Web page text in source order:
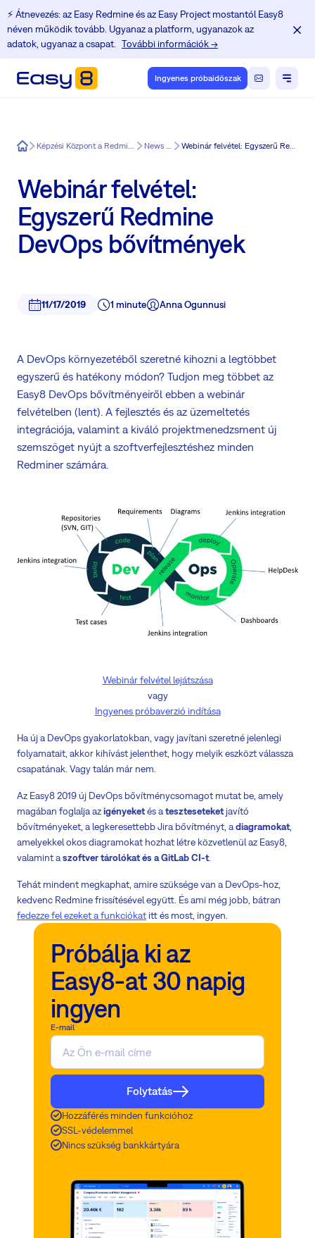
⚡️ Átnevezés: az Easy Redmine és az Easy Project mostantól Easy8
néven működik tovább. Ugyanaz a platform, ugyanazok az
adatok, ugyanaz a csapat.
További információk →
Ingyenes próbaidőszak
Easy8 Képzési Központ a Redmine felhasználók számára News in Easy8 Webinár felvétel: Egyszerű Redmine DevOps bővítmények
Webinár felvétel:
Egyszerű Redmine
DevOps bővítmények
11/17/2019 1 minute Anna Ogunnusi
A DevOps környezetéből szeretné kihozni a legtöbbet
egyszerű és hatékony módon? Tudjon meg többet az
Easy8 DevOps bővítményeiről ebben a webinár
felvételben (lent). A fejlesztés és az üzemeltetés
integrációja, valamint a kiváló projektmenedzsment új
szemszöget nyújt a szoftverfejlesztéshez minden
Redminer számára.
Webinár felvétel lejátszása
vagy
Ingyenes próbaverzió indítása
Ha új a DevOps gyakorlatokban, vagy javítani szeretné jelenlegi
folyamatait, akkor kihívást jelenthet, hogy melyik eszközt válassza
csapatának. Vagy talán már nem.
Az Easy8 2019 új DevOps bővítménycsomagot mutat be, amely
magában foglalja azigényeketés ateszteseteketjavító
bővítményeket, a legkeresettebb Jira bővítményt, adiagramokat,
amelyekkel okos diagramokat hozhat létre közvetlenül az Easy8,
valamint aszoftver tárolókat és a GitLab CI-t.
Tehát mindent megkaphat, amire szüksége van a DevOps-hoz,
kedvenc Redmine frissítésével együtt. És ami még jobb, bátran
fedezze fel ezeket a funkciókat itt és most, ingyen.
Próbálja ki az
Easy8-at 30 napig
ingyen
E-mail
Folytatás
Hozzáférés minden funkcióhoz
SSL-védelemmel
Nincs szükség bankkártyára